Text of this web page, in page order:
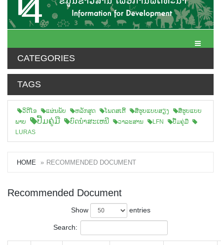
Toggle
CATEGORIES
TAGS
ວິດີໂອ ແຜ່ນພັບ ຫລັກສູດ ໂພດສເຕີ້ ສືຮູບແບບສຽງ
ສື່ຮູບແບບ
ພາບ
ປື້ມຄູ່ມື ບົດນຳສະເຫນີ ວາລະສານ LFN
ປື້ມຄູ່ມື
LURAS
HOME RECOMMENDED DOCUMENT
Recommended Document
Show entries
Search: